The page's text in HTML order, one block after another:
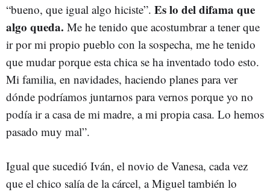
“bueno, que igual algo hiciste”. Es lo del difama que
algo queda. Me he tenido que acostumbrar a tener que
ir por mi propio pueblo con la sospecha, me he tenido
que mudar porque esta chica se ha inventado todo esto.
Mi familia, en navidades, haciendo planes para ver
dónde podríamos juntarnos para vernos porque yo no
podía ir a casa de mi madre, a mi propia casa. Lo hemos
pasado muy mal”.
Igual que sucedió Iván, el novio de Vanesa, cada vez
que el chico salía de la cárcel, a Miguel también lo